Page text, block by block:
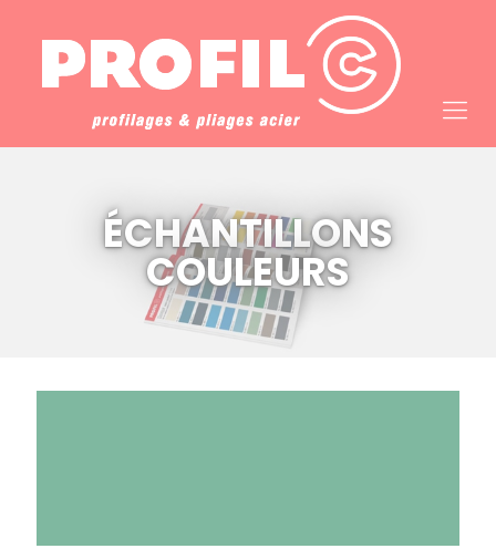
ÉCHANTILLONS
COULEURS